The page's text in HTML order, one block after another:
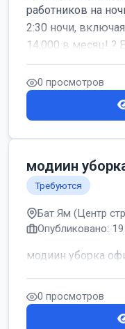
работников на
2:30 ночи,
14,000 в месяц! ?
0 просмотров
модиин
Требуются
Бат Ям (Центр
Опубликовано:
модиин уборка
0 просмотров